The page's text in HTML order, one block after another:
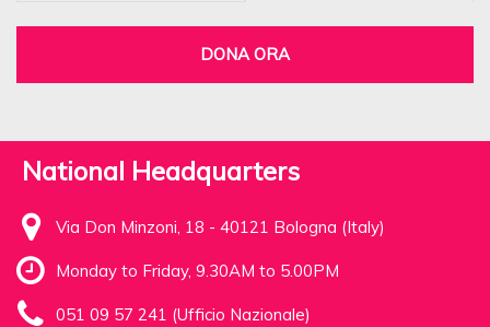
DONA ORA
National Headquarters
Via Don Minzoni, 18 - 40121 Bologna (Italy)
Monday to Friday, 9.30AM to 5.00PM
051 09 57 241 (Ufficio Nazionale)